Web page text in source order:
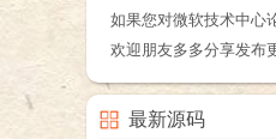
如果您对微软技术中心
欢迎朋友多多分享发布
最新源码